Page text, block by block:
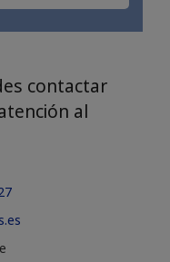
contactar
al